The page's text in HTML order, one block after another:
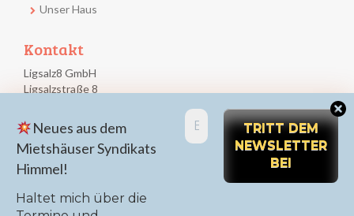
Neues aus dem
Mietshäuser Syndikats
Himmel!
Haltet mich über die
E-
Mail-
Adresse
Unser Haus
Kontakt
Ligsalz8 GmbH
Ligsalzstraße 8
Impressum
Meta
Anmelden